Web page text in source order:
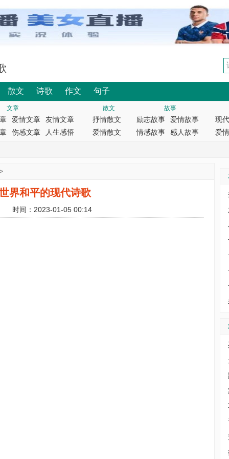
散文 诗歌 作文 句子
文章
爱情文章
友情文章
伤感文章 人生感悟
散文
抒情散文
爱情散文
故事
励志故事
爱情故事
情感故事
感人故事
现
爱
界和平的现代诗歌
时间：2023-01-05 00:14